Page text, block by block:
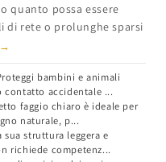
quanto possa essere
di rete o prolunghe sparsi
bambini e animali
accidentale ...
faggio chiaro è ideale per
naturale, p...
sua struttura leggera e
richiede competenz...